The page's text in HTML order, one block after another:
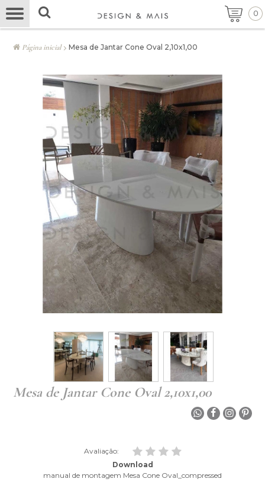
0
Página inicial Mesa de Jantar Cone Oval 2,10x1,00
Mesa de Jantar Cone Oval 2,10x1,00
Avaliação:
Download
manual de montagem Mesa Cone Oval_compressed